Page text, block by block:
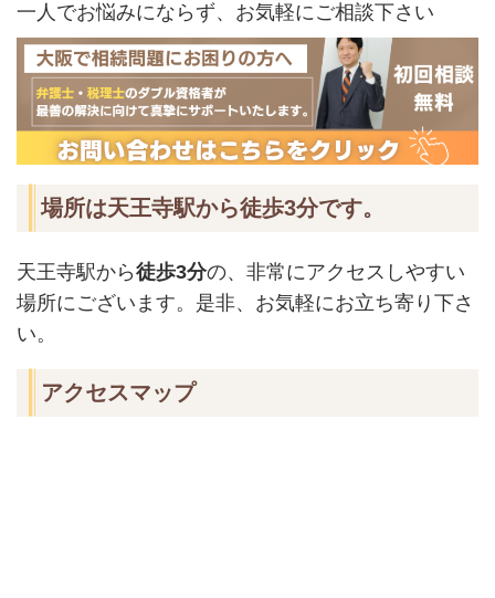
一人でお悩みにならず、お気軽にご相談下さい
場所は天王寺駅から徒歩3分です。
天王寺駅から徒歩3分の、非常にアクセスしやすい
場所にございます。是非、お気軽にお立ち寄り下さ
い。
アクセスマップ